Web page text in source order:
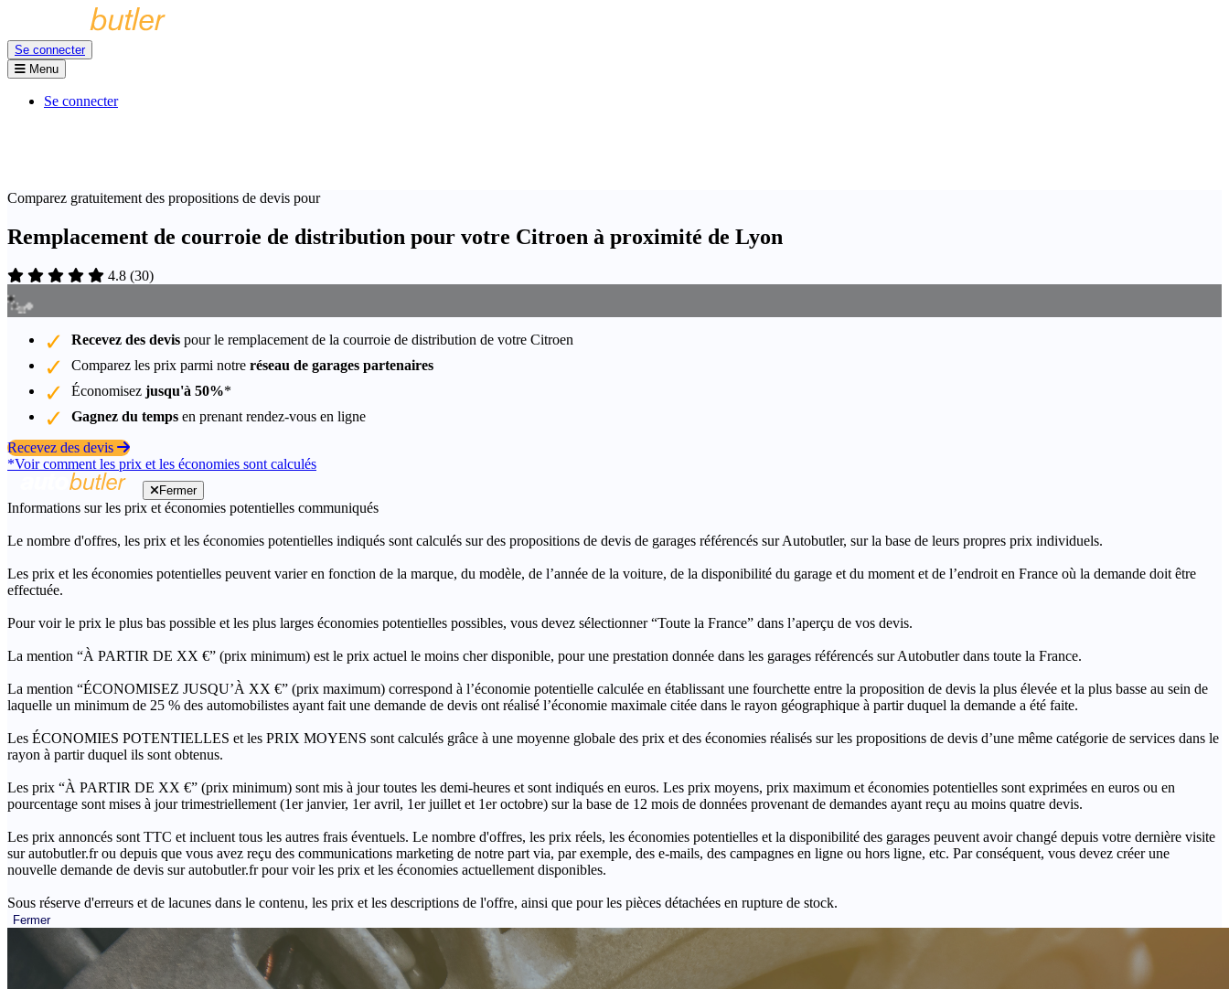
Se connecter
Menu
Se connecter
Comparez gratuitement des propositions de devis pour
Remplacement de courroie de distribution pour votre Citroen à proximité de Lyon
4.8 (30)
Recevez des devis pour le remplacement de la courroie de distribution de votre Citroen
Comparez les prix parmi notre réseau de garages partenaires
Économisez jusqu'à 50%*
Gagnez du temps en prenant rendez-vous en ligne
Recevez des devis
*Voir comment les prix et les économies sont calculés
Fermer
Informations sur les prix et économies potentielles communiqués
Le nombre d'offres, les prix et les économies potentielles indiqués sont calculés sur des propositions de devis de garages référencés sur Autobutler, sur la base de leurs propres prix individuels.
Les prix et les économies potentielles peuvent varier en fonction de la marque, du modèle, de l’année de la voiture, de la disponibilité du garage et du moment et de l’endroit en France où la demande doit être
effectuée.
Pour voir le prix le plus bas possible et les plus larges économies potentielles possibles, vous devez sélectionner “Toute la France” dans l’aperçu de vos devis.
La mention “À PARTIR DE XX €” (prix minimum) est le prix actuel le moins cher disponible, pour une prestation donnée dans les garages référencés sur Autobutler dans toute la France.
La mention “ÉCONOMISEZ JUSQU’À XX €” (prix maximum) correspond à l’économie potentielle calculée en établissant une fourchette entre la proposition de devis la plus élevée et la plus basse au sein de
laquelle un minimum de 25 % des automobilistes ayant fait une demande de devis ont réalisé l’économie maximale citée dans le rayon géographique à partir duquel la demande a été faite.
Les ÉCONOMIES POTENTIELLES et les PRIX MOYENS sont calculés grâce à une moyenne globale des prix et des économies réalisés sur les propositions de devis d’une même catégorie de services dans le
rayon à partir duquel ils sont obtenus.
Les prix “À PARTIR DE XX €” (prix minimum) sont mis à jour toutes les demi-heures et sont indiqués en euros. Les prix moyens, prix maximum et économies potentielles sont exprimées en euros ou en
pourcentage sont mises à jour trimestriellement (1er janvier, 1er avril, 1er juillet et 1er octobre) sur la base de 12 mois de données provenant de demandes ayant reçu au moins quatre devis.
Les prix annoncés sont TTC et incluent tous les autres frais éventuels. Le nombre d'offres, les prix réels, les économies potentielles et la disponibilité des garages peuvent avoir changé depuis votre dernière visite
sur autobutler.fr ou depuis que vous avez reçu des communications marketing de notre part via, par exemple, des e-mails, des campagnes en ligne ou hors ligne, etc. Par conséquent, vous devez créer une
nouvelle demande de devis sur autobutler.fr pour voir les prix et les économies actuellement disponibles.
Sous réserve d'erreurs et de lacunes dans le contenu, les prix et les descriptions de l'offre, ainsi que pour les pièces détachées en rupture de stock.
Fermer